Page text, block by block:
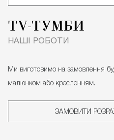
TV-ТУМБИ
НАШІ РОБОТИ
Ми виготовимо на замовлення
малюнком або кресленням.
ЗАМОВИТИ